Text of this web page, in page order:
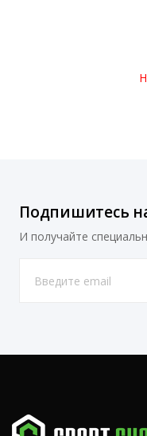
Подпишитесь
И получайте